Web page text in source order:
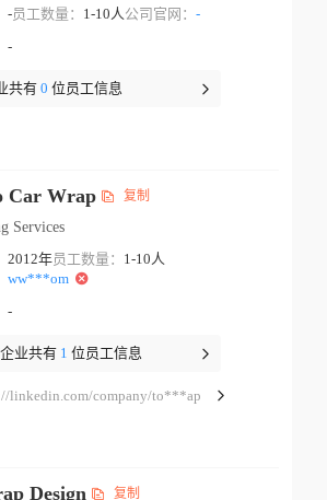
-员工数量： 1-10人公司官网： -
-
共有0 位员工信息
Car Wrap 复制
Services
2012年员工数量： 1-10人
ww***om
-
业共有 1 位员工信息
linkedin.com/company/to***ap
Design 复制